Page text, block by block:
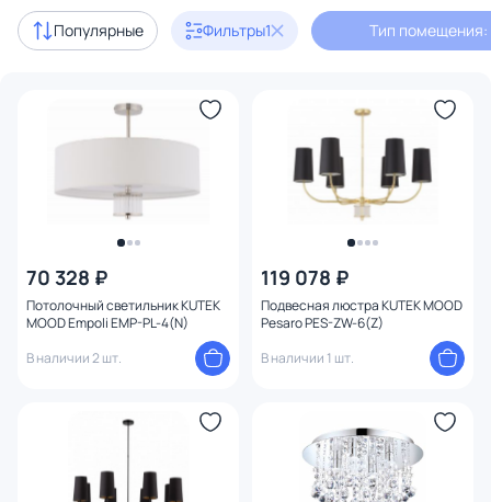
Популярные Фильтры1 Тип помещения:
70 328 ₽
Потолочный светильник KUTEK
MOOD Empoli EMP-PL-4(N)
В наличии 2 шт.
119 078 ₽
Подвесная люстра KUTEK MOOD
Pesaro PES-ZW-6(Z)
В наличии 1 шт.
с 3D-моделями
3
От До
Бренд